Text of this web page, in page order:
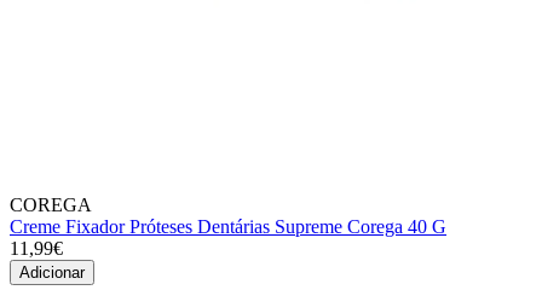
COREGA
Creme Fixador Próteses Dentárias Supreme Corega 40 G
11,99€
Adicionar